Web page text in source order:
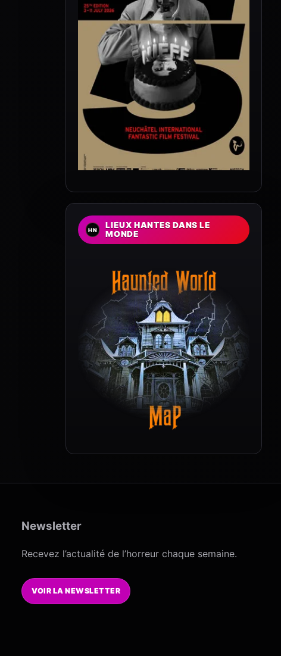
LIEUX HANTES DANS LE
MONDE
Newsletter
Recevez l’actualité de l’horreur chaque semaine.
VOIR LA NEWSLETTER